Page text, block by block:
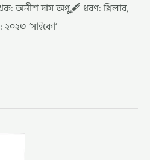
অনীশ দাস অপু🖋️ ধরণ: থ্রিলার,
২০২৩ ‘সাইকো’